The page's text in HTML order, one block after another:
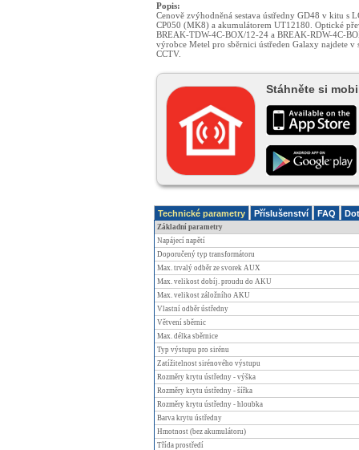
Popis:
Cenově zvýhodněná sestava ústředny GD48 v kitu s
CP050 (MK8) a akumulátorem UT12180. Optické
BREAK-TDW-4C-BOX/12-24 a BREAK-RDW-4C-
výrobce Metel pro sběrnici ústředen Galaxy najdete v
CCTV.
Stáhněte si
Technické parametry Příslušenství FAQ
Základní parametry
Napájecí napětí
Doporučený typ transformátoru
Max. trvalý odběr ze svorek AUX
Max. velikost dobíj. proudu do AKU
Max. velikost záložního AKU
Vlastní odběr ústředny
Větvení sběrnic
Max. délka sběrnice
Typ výstupu pro sirénu
Zatížitelnost sirénového výstupu
Rozměry krytu ústředny - výška
Rozměry krytu ústředny - šířka
Rozměry krytu ústředny - hloubka
Barva krytu ústředny
Hmotnost (bez akumulátoru)
Třída prostředí